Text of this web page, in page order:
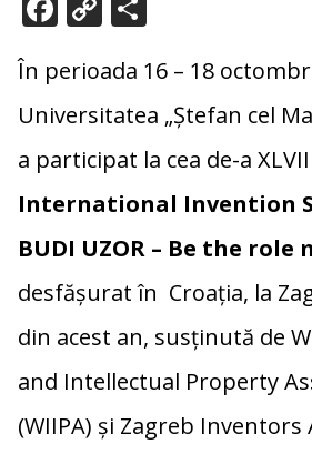
e
b
o
k
p
y
Li
n
k
ta
je
az
În perioada 16 – 18
Universitatea „Ștefan cel
a participat la cea de-a
International Invention
BUDI UZOR – Be the role
desfășurat în Croația, la
din acest an, susținută de
and Intellectual Property
(WIIPA) și Zagreb Inventors